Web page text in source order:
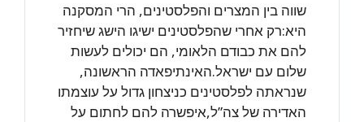
שווה בין המצרים והפלסטינים, הרי המסקנה
היא:רק אחרי שהפלסטינים ישיגו הישג שיחזיר
להם את כבודם הלאומי, הם יכולים לעשות
שלום עם ישראל.האינתיפאדה הראשונה,
שנראתה לפלסטינים כניצחון גדול על עוצמתו
האדירה של צה”ל,איפשרה להם לחתום על